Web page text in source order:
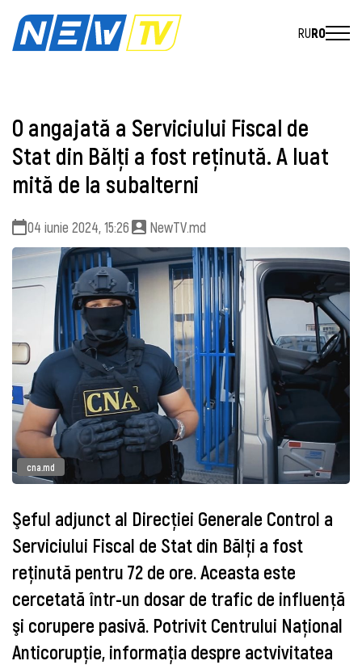
RURO
O angajată a Serviciului Fiscal de
Stat din Bălţi a fost reţinută. A luat
mită de la subalterni
04 iunie 2024, 15:26 NewTV.md
cna.md
Şeful adjunct al Direcţiei Generale Control a
Serviciului Fiscal de Stat din Bălţi a fost
reţinută pentru 72 de ore. Aceasta este
cercetată într-un dosar de trafic de influenţă
şi corupere pasivă. Potrivit Centrului Naţional
Anticorupţie, informaţia despre actvivitatea